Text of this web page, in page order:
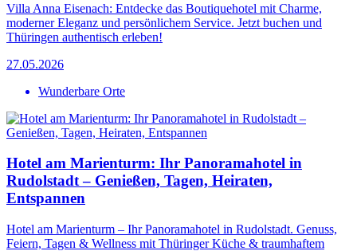
Villa Anna Eisenach: Entdecke das Boutiquehotel mit Charme,
moderner Eleganz und persönlichem Service. Jetzt buchen und
Thüringen authentisch erleben!
27.05.2026
Wunderbare Orte
Hotel am Marienturm: Ihr Panoramahotel in
Rudolstadt – Genießen, Tagen, Heiraten,
Entspannen
Hotel am Marienturm – Ihr Panoramahotel in Rudolstadt. Genuss,
Feiern, Tagen & Wellness mit Thüringer Küche & traumhaftem